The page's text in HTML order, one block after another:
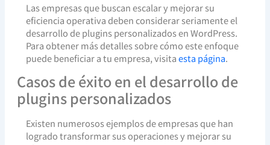
Las empresas que buscan escalar y mejorar su
eficiencia operativa deben considerar seriamente el
desarrollo de plugins personalizados en WordPress.
Para obtener más detalles sobre cómo este enfoque
puede beneficiar a tu empresa, visitaesta página.
Casos de éxito en el desarrollo de
plugins personalizados
Existen numerosos ejemplos de empresas que han
logrado transformar sus operaciones y mejorar su